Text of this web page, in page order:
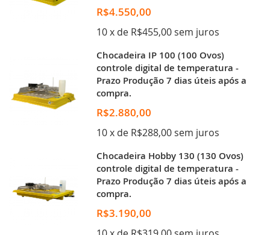
R$4.550,00
10 x de R$455,00 sem juros
Chocadeira IP 100 (100 Ovos)
controle digital de temperatura -
Prazo Produção 7 dias úteis após a
compra.
R$2.880,00
10 x de R$288,00 sem juros
Chocadeira Hobby 130 (130 Ovos)
controle digital de temperatura -
Prazo Produção 7 dias úteis após a
compra.
R$3.190,00